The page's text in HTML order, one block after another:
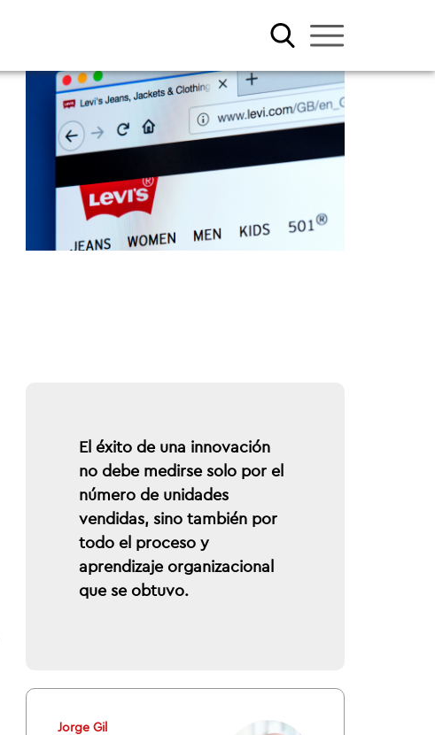
El éxito de una innovación
no debe medirse solo por el
número de unidades
vendidas, sino también por
todo el proceso y
aprendizaje organizacional
que se obtuvo.
Jorge Gil